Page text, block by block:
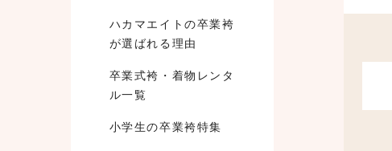
ハカマエイトの卒業袴
が選ばれる理由
卒業式袴・着物レンタ
ル一覧
小学生の卒業袴特集